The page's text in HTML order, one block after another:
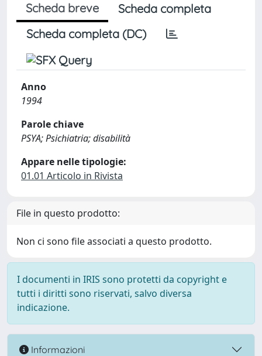
Scheda breve
Scheda completa
Scheda completa (DC)
Anno
1994
Parole chiave
PSYA; Psichiatria; disabilità
Appare nelle tipologie:
01.01 Articolo in Rivista
File in questo prodotto:
Non ci sono file associati a questo prodotto.
I documenti in IRIS sono protetti da copyright e
tutti i diritti sono riservati, salvo diversa
indicazione.
Informazioni